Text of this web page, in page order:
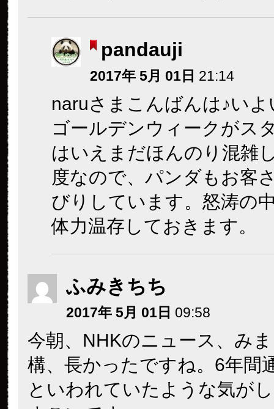
pandauji
2017年 5月 01日 21:14
naruさまこんばんは♪い
ゴールデンウィークがス
はいえまだほんのり混雑
度なので、パンダもお客
びりしています。怒涛の
体力温存しておきます。
ふみきちち
2017年 5月 01日 09:58
今朝、NHKのニュース、み
構、長かったですね。6年間
といわれていたような気が